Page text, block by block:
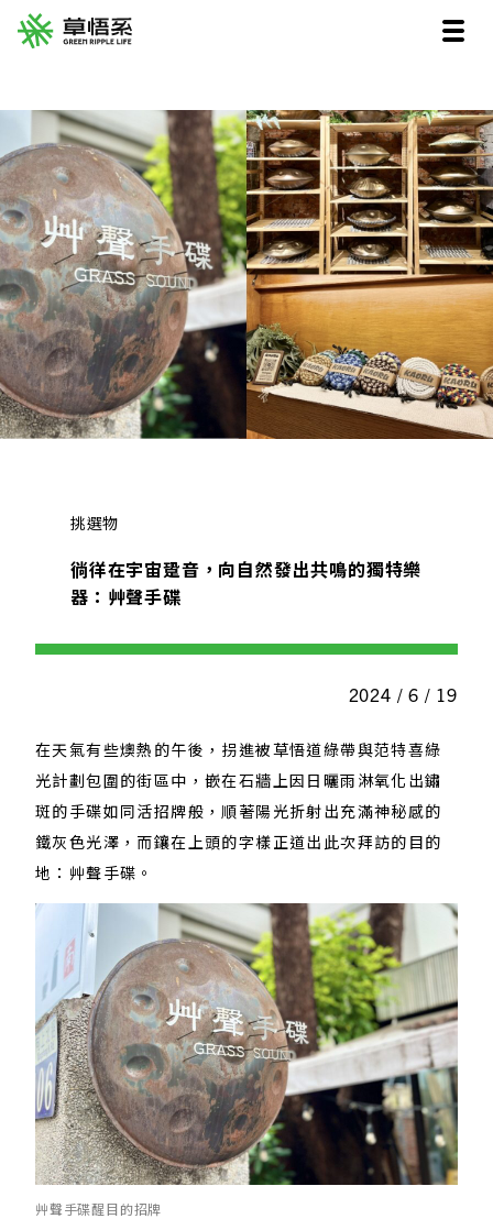
挑選物
徜徉在宇宙跫音，向自然發出共鳴的獨特樂
器：艸聲手碟
2024 / 6 / 19
在天氣有些燠熱的午後，拐進被草悟道綠帶與范特喜綠
光計劃包圍的街區中，嵌在石牆上因日曬雨淋氧化出鏽
斑的手碟如同活招牌般，順著陽光折射出充滿神秘感的
鐵灰色光澤，而鑲在上頭的字樣正道出此次拜訪的目的
地：艸聲手碟。
艸聲手碟醒目的招牌